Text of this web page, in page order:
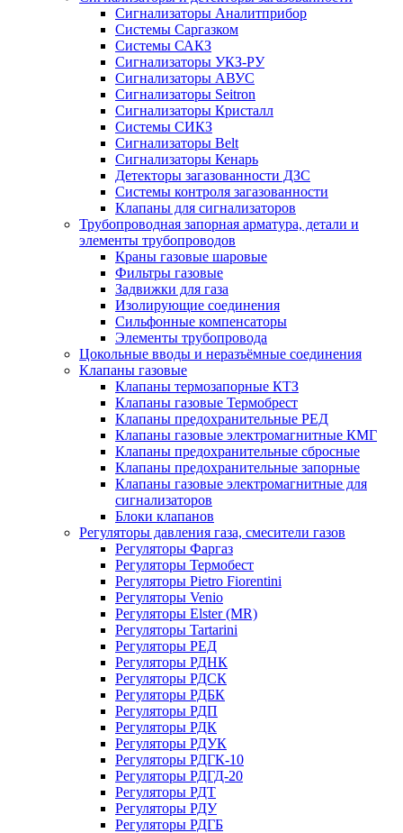
Сигнализаторы Аналитприбор
Системы Саргазком
Системы САКЗ
Сигнализаторы УКЗ-РУ
Сигнализаторы АВУС
Сигнализаторы Seitron
Сигнализаторы Кристалл
Системы СИКЗ
Сигнализаторы Belt
Сигнализаторы Кенарь
Детекторы загазованности ДЗС
Системы контроля загазованности
Клапаны для сигнализаторов
Трубопроводная запорная арматура, детали и
элементы трубопроводов
Краны газовые шаровые
Фильтры газовые
Задвижки для газа
Изолирующие соединения
Сильфонные компенсаторы
Элементы трубопровода
Цокольные вводы и неразъёмные соединения
Клапаны газовые
Клапаны термозапорные КТЗ
Клапаны газовые Термобрест
Клапаны предохранительные РЕД
Клапаны газовые электромагнитные КМГ
Клапаны предохранительные сбросные
Клапаны предохранительные запорные
Клапаны газовые электромагнитные для
сигнализаторов
Блоки клапанов
Регуляторы давления газа, смесители газов
Регуляторы Фаргаз
Регуляторы Термобест
Регуляторы Pietro Fiorentini
Регуляторы Venio
Регуляторы Elster (MR)
Регуляторы Tartarini
Регуляторы РЕД
Регуляторы РДНК
Регуляторы РДСК
Регуляторы РДБК
Регуляторы РДП
Регуляторы РДК
Регуляторы РДУК
Регуляторы РДГК-10
Регуляторы РДГД-20
Регуляторы РДТ
Регуляторы РДУ
Регуляторы РДГБ